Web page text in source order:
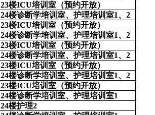
23楼ICU培训室（预约开放）
24楼诊断学培训室、护理培训室1、2
23楼ICU培训室（预约开放）
24楼诊断学培训室、护理培训室1、2
23楼ICU培训室（预约开放）
24楼诊断学培训室、护理培训室1、2
23楼ICU培训室（预约开放）
24楼诊断学培训室、护理培训室1、2
23楼ICU培训室（预约开放）
24楼诊断学培训室、护理培训室1
24楼护理2